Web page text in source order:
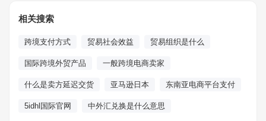
相关搜索
跨境支付方式 贸易社会效益 贸易组织是什么
国际跨境外贸产品 一般跨境电商卖家
什么是卖方延迟交货 亚马逊日本 东南亚电商平台支付
5idhl国际官网 中外汇兑换是什么意思